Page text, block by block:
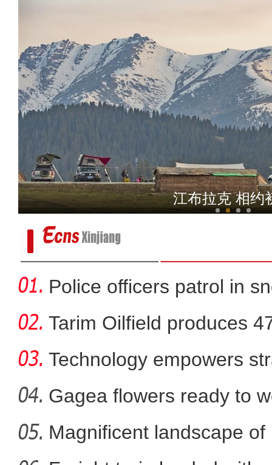
实拍新疆科桑溶洞国家森
实拍新疆一万泉景
江布拉克 相约
Police officers patrol in
Tarim Oilfield produces
Technology empowers
Xi
Gagea flowers ready to
Nal
Magnificent landscape